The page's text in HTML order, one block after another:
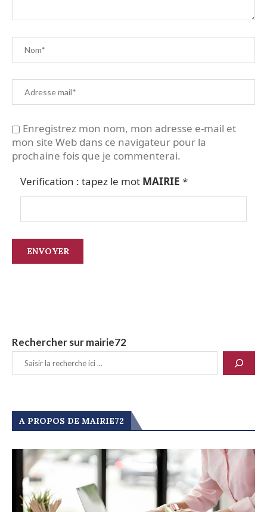
Enregistrez mon nom, mon adresse e-mail et
mon site Web dans ce navigateur pour la
prochaine fois que je commenterai.
Verification : tapez le mot MAIRIE *
Rechercher sur mairie72
A PROPOS DE MAIRIE72